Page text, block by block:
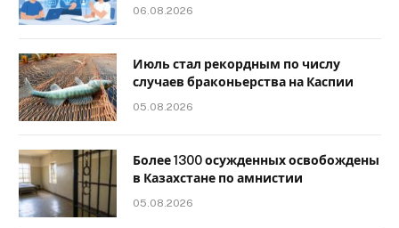
06.08.2026
Июль стал рекордным по числу
случаев браконьерства на Каспии
05.08.2026
Более 1300 осужденных освобождены
в Казахстане по амнистии
05.08.2026